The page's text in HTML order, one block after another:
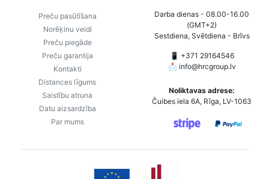
Preču pasūtīšana
Norēķinu veidi
Preču piegāde
Preču garantija
Kontakti
Distances līgums
Saistību atruna
Datu aizsardzība
Par mums
Darba dienas - 08.00-16.00
(GMT+2)
Sestdiena, Svētdiena - Brīvs
📱 +371 29164546
📩 info@hrcgroup.lv
Noliktavas adrese:
Čuibes iela 6A, Rīga, LV-1063